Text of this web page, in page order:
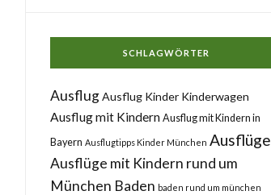
SCHLAGWÖRTER
AusflugAusflug Kinder Kinderwagen
Ausflug mit Kindern Ausflug mit Kindern in
Bayern Ausflugtipps Kinder München Ausflüge
Ausflüge mit Kindern rund um
München Baden baden rund um münchen